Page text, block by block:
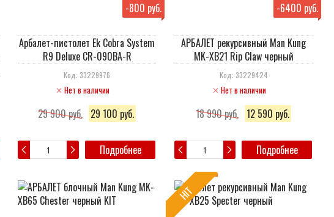
-800 руб.
Арбалет-пистолет Ek Cobra System
R9 Deluxe CR-090BA-R
Код: 33229976
Нет в наличии
29 900 руб. 29 100 руб.
Подробнее
-6400 руб.
АРБАЛЕТ рекурсивный Man Kung
MK-XB21 Rip Claw черный
Код: 33229424
Нет в наличии
18 990 руб. 12 590 руб.
Подробнее
HIT